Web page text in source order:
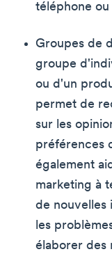
téléphone ou
Groupes de
groupe
ou d'un
permet de
sur les
préférences
également
marketing à
de nouvelles
les
élaborer des